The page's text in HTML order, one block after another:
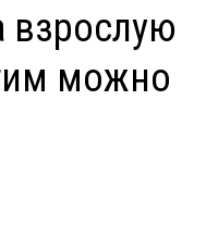
взрослую
можно